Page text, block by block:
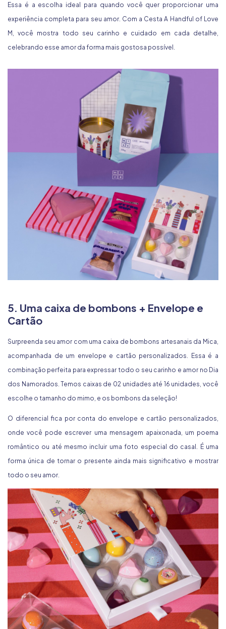
Essa é a escolha ideal para quando você quer proporcionar uma
experiência completa para seu amor. Com a Cesta A Handful of Love
M, você mostra todo seu carinho e cuidado em cada detalhe,
celebrando esse amor da forma mais gostosa possível.
5. Uma caixa de bombons + Envelope e
Cartão
Surpreenda seu amor com uma caixa de bombons artesanais da Mica,
acompanhada de um envelope e cartão personalizados. Essa é a
combinação perfeita para expressar todo o seu carinho e amor no Dia
dos Namorados. Temos caixas de 02 unidades até 16 unidades, você
escolhe o tamanho do mimo, e os bombons da seleção!
O diferencial fica por conta do envelope e cartão personalizados,
onde você pode escrever uma mensagem apaixonada, um poema
romântico ou até mesmo incluir uma foto especial do casal. É uma
forma única de tornar o presente ainda mais significativo e mostrar
todo o seu amor.